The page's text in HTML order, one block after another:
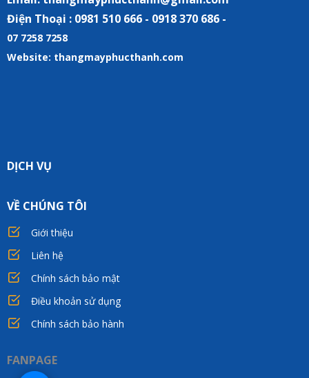
Điện Thoại : 0981 510 666 - 0918 370 686 -
07 7258 7258
Website: thangmayphucthanh.com
DỊCH VỤ
VỀ CHÚNG TÔI
Giới thiệu
Liên hệ
Chính sách bảo mật
Điều khoản sử dụng
Chính sách bảo hành
FANPAGE